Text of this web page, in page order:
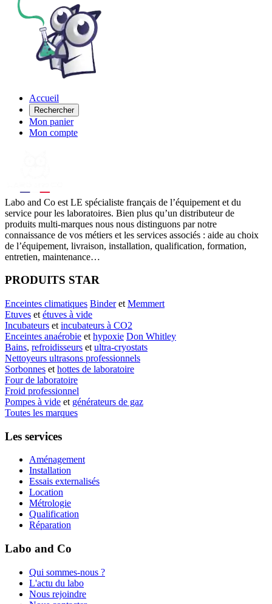
Accueil
Rechercher
Mon panier
Mon compte
Labo and Co est LE spécialiste français de l’équipement et du
service pour les laboratoires. Bien plus qu’un distributeur de
produits multi-marques nous nous distinguons par notre
connaissance de vos métiers et les services associés : aide au choix
de l’équipement, livraison, installation, qualification, formation,
entretien, maintenance…
PRODUITS STAR
Enceintes climatiques Binderet Memmert
Etuves et étuves à vide
Incubateurs et incubateurs à CO2
Enceintes anaérobie et hypoxie Don Whitley
Bains, refroidisseurs et ultra-cryostats
Nettoyeurs ultrasons professionnels
Sorbonnes et hottes de laboratoire
Four de laboratoire
Froid professionnel
Pompes à vide et générateurs de gaz
Toutes les marques
Les services
Aménagement
Installation
Essais externalisés
Location
Métrologie
Qualification
Réparation
Labo and Co
Qui sommes-nous ?
L'actu du labo
Nous rejoindre